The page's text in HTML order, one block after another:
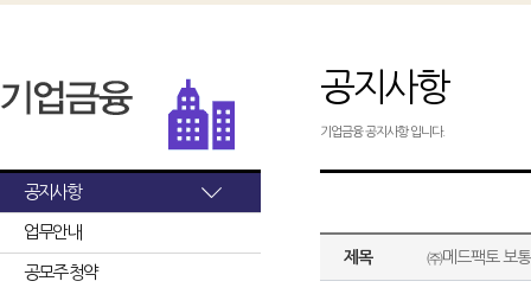
공지사항
업무안내
공모주 청약
공지사항
기업금융 공지사항 입니다.
제목 ㈜메드팩토 보